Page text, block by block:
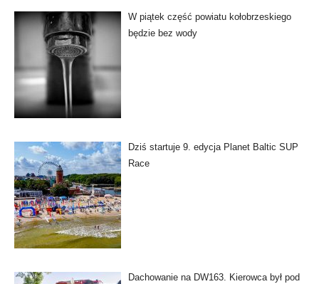
W piątek część powiatu kołobrzeskiego
będzie bez wody
Dziś startuje 9. edycja Planet Baltic SUP
Race
Dachowanie na DW163. Kierowca był pod